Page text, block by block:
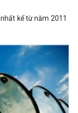
kể từ năm 2011